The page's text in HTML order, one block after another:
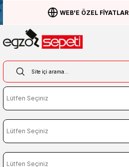
WEB'E ÖZEL FİYATLAR